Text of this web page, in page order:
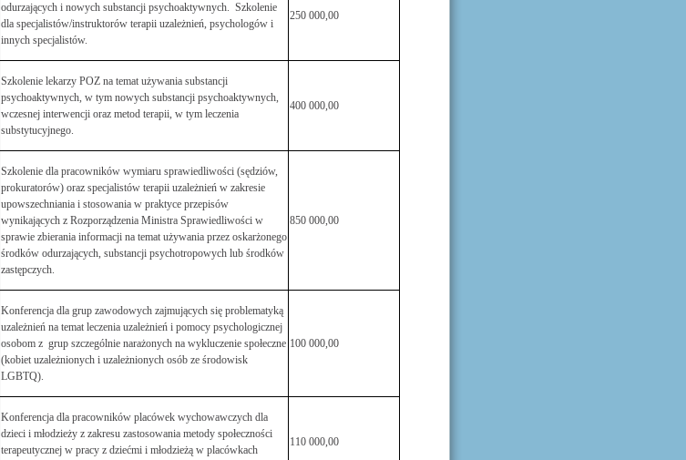
odurzających i nowych substancji psychoaktywnych. Szkolenie
dla specjalistów/instruktorów terapii uzależnień, psychologów i
innych specjalistów.
250 000,00
Szkolenie lekarzy POZ na temat używania substancji
psychoaktywnych, w tym nowych substancji psychoaktywnych,
wczesnej interwencji oraz metod terapii, w tym leczenia
substytucyjnego.
400 000,00
Szkolenie dla pracowników wymiaru sprawiedliwości (sędziów,
prokuratorów) oraz specjalistów terapii uzależnień w zakresie
upowszechniania i stosowania w praktyce przepisów
wynikających z Rozporządzenia Ministra Sprawiedliwości w
sprawie zbierania informacji na temat używania przez oskarżonego
środków odurzających, substancji psychotropowych lub środków
zastępczych.
850 000,00
Konferencja dla grup zawodowych zajmujących się problematyką
uzależnień na temat leczenia uzależnień i pomocy psychologicznej
osobom z grup szczególnie narażonych na wykluczenie społeczne
(kobiet uzależnionych i uzależnionych osób ze środowisk
LGBTQ).
100 000,00
Konferencja dla pracowników placówek wychowawczych dla
dzieci i młodzieży z zakresu zastosowania metody społeczności
terapeutycznej w pracy z dziećmi i młodzieżą w placówkach
110 000,00